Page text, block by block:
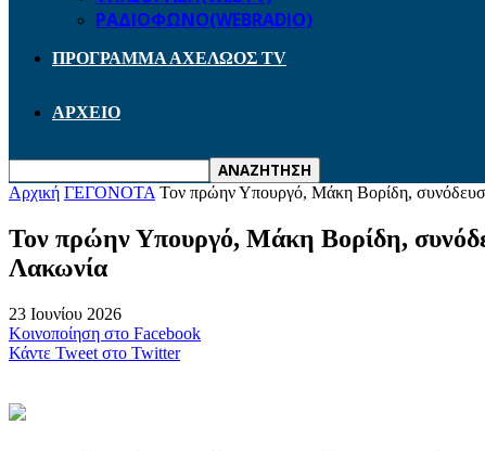
ΡΑΔΙΟΦΩΝΟ(WEBRADIO)
ΠΡΟΓΡΑΜΜΑ ΑΧΕΛΩΟΣ TV
ΑΡΧΕΙΟ
Αρχική ΓΕΓΟΝΟΤΑ Τον πρώην Υπουργό, Μάκη Βορίδη,
Τον πρώην Υπουργό, Μάκη Βορίδη,
Λακωνία
23 Ιουνίου 2026
Κοινοποίηση στο Facebook
Κάντε Tweet στο Twitter